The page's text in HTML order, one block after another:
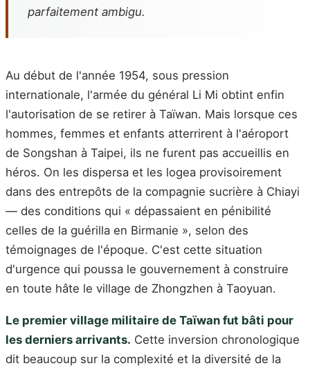
parfaitement ambigu.
Au début de l'année 1954, sous pression
internationale, l'armée du général Li Mi obtint enfin
l'autorisation de se retirer à Taïwan. Mais lorsque ces
hommes, femmes et enfants atterrirent à l'aéroport
de Songshan à Taipei, ils ne furent pas accueillis en
héros. On les dispersa et les logea provisoirement
dans des entrepôts de la compagnie sucrière à Chiayi
— des conditions qui « dépassaient en pénibilité
celles de la guérilla en Birmanie », selon des
témoignages de l'époque. C'est cette situation
d'urgence qui poussa le gouvernement à construire
en toute hâte le village de Zhongzhen à Taoyuan.
Le premier village militaire de Taïwan fut bâti pour
les derniers arrivants. Cette inversion chronologique
dit beaucoup sur la complexité et la diversité de la